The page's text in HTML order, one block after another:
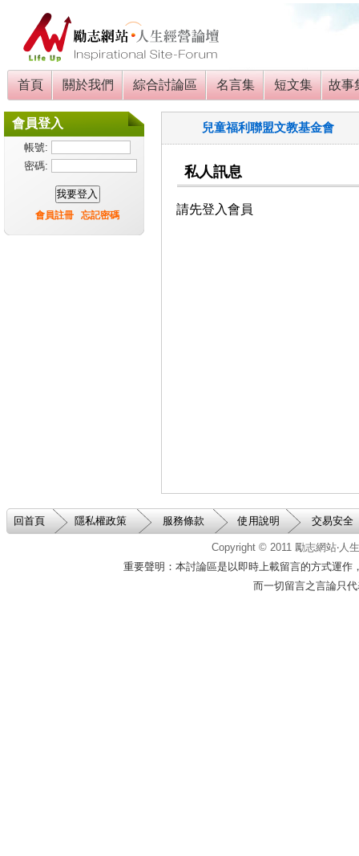
首頁 關於我們 綜合討論區 名言集 短文集 故
會員登入
帳號:
密碼:
會員註冊 忘記密碼
兒童福利聯盟文教基金會
私人訊息
請先登入會員
回首頁 隱私權政策 服務條款 使用說明 交易安全
Copyright © 2011勵志網站‧
重要聲明：本討論區是以即時上載留言的方式運
而一切留言之言論只